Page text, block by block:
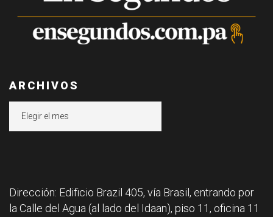
ARCHIVOS
Dirección: Edificio Brazil 405, vía Brasil, entrando por
la Calle del Agua (al lado del Idaan), piso 11, oficina 11